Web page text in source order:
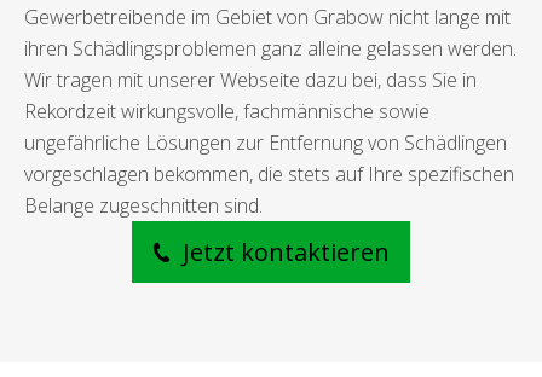
Gewerbetreibende im Gebiet von Grabow nicht lange mit
ihren Schädlingsproblemen ganz alleine gelassen werden.
Wir tragen mit unserer Webseite dazu bei, dass Sie in
Rekordzeit wirkungsvolle, fachmännische sowie
ungefährliche Lösungen zur Entfernung von Schädlingen
vorgeschlagen bekommen, die stets auf Ihre spezifischen
Belange zugeschnitten sind.
Jetzt kontaktieren